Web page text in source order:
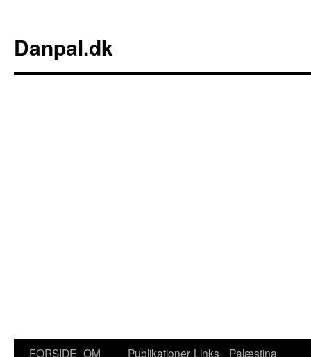
Danpal.dk
Hop
FORSIDE OM
Publikationer Links
Palæstina